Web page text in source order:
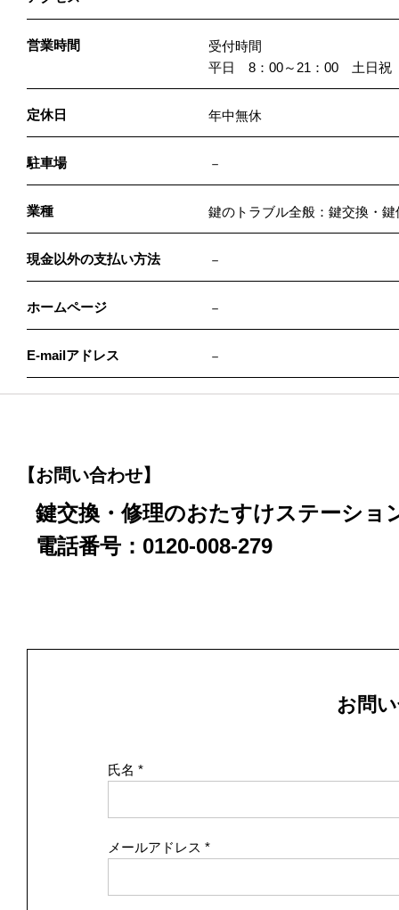
営業時間
受付時間
平日 8：00～21：00 土日祝
定休日 年中無休
駐車場 －
業種 鍵のトラブル全般：鍵交換・鍵
現金以外の支払い方法 －
ホームページ －
E-mailアドレス －
【お問い合わせ】
鍵交換・修理のおたすけステーショ
電話番号：0120-008-279
お問
氏名
メールアドレス